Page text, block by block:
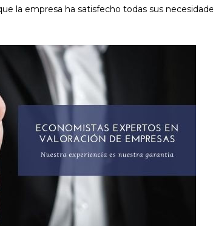
la empresa ha satisfecho todas sus